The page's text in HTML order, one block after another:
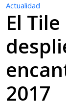
Actualidad
El
2017